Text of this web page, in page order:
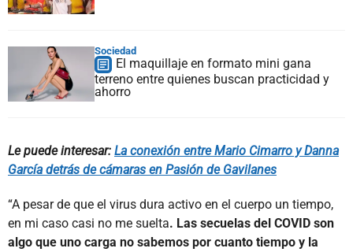
Sociedad
El maquillaje en formato mini gana
terreno entre quienes buscan practicidad y
ahorro
Le puede interesar: La conexión entre Mario Cimarro y Danna
García detrás de cámaras en Pasión de Gavilanes
“A pesar de que el virus dura activo en el cuerpo un tiempo,
en mi caso casi no me suelta. Las secuelas del COVID son
algo que uno carga no sabemos por cuanto tiempo y la